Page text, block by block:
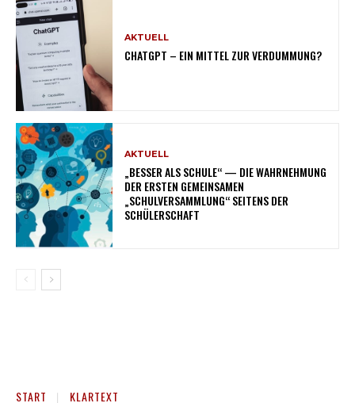
AKTUELL
CHATGPT – EIN MITTEL ZUR VERDUMMUNG?
AKTUELL
„BESSER ALS SCHULE“ — DIE WAHRNEHMUNG
DER ERSTEN GEMEINSAMEN
„SCHULVERSAMMLUNG“ SEITENS DER
SCHÜLERSCHAFT